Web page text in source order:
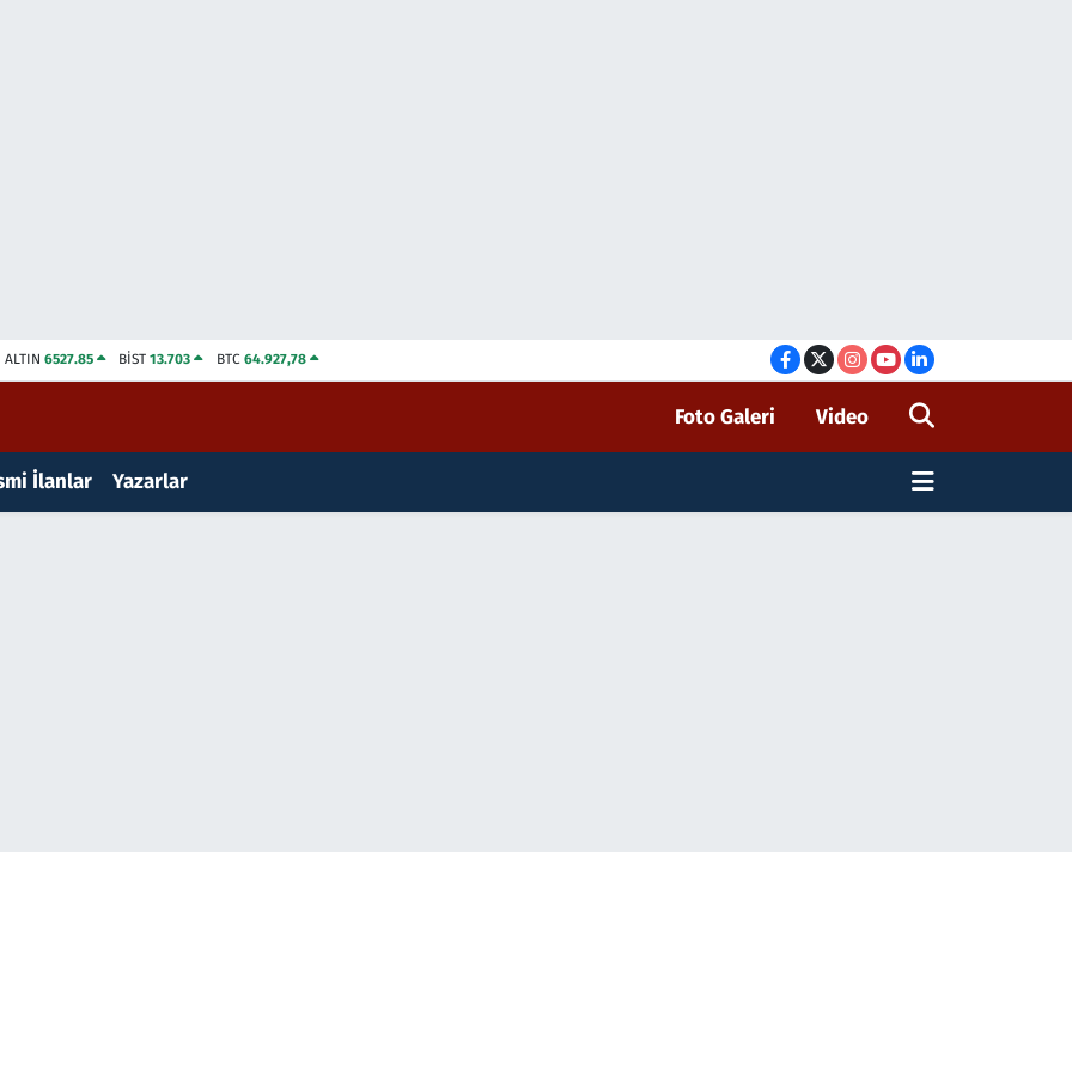
ALTIN 6527.85 BİST13.703 BTC 64.927,78
Foto Galeri Video
İlanlar Yazarlar